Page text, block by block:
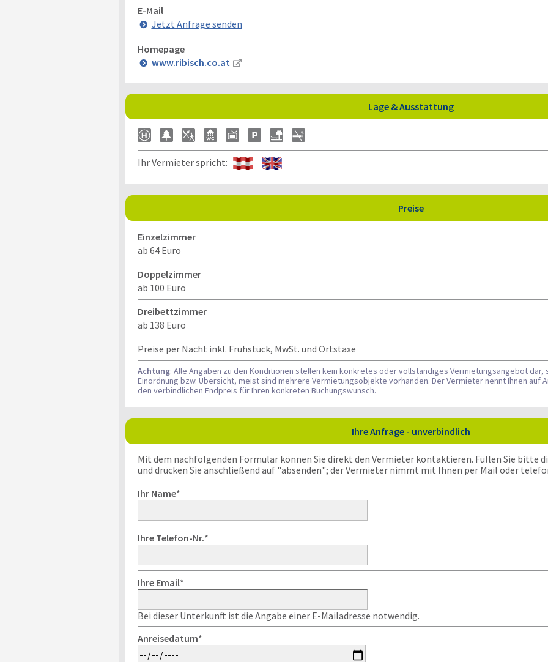
E-Mail
Jetzt Anfrage senden
Homepage
www.ribisch.co.at
Lage & Ausstattung
Ihr Vermieter spricht:
Preise
Einzelzimmer
ab 64 Euro
Doppelzimmer
ab 100 Euro
Dreibettzimmer
ab 138 Euro
Preise per Nacht inkl. Frühstück, MwSt. und Ortstaxe
Achtung: Alle Angaben zu den Konditionen stellen kein konkretes oder vollständiges Vermietungsangebot
Einordnung bzw. Übersicht, meist sind mehrere Vermietungsobjekte vorhanden. Der Vermieter nennt Ihnen auf
den verbindlichen Endpreis für Ihren konkreten Buchungswunsch.
Ihre Anfrage - unverbindlich
Mit dem nachfolgenden Formular können Sie direkt den Vermieter kontaktieren. Füllen Sie bitte
und drücken Sie anschließend auf "absenden"; der Vermieter nimmt mit Ihnen per Mail oder
Ihr Name*
Ihre Telefon-Nr.*
Ihre Email*
Bei dieser Unterkunft ist die Angabe einer E-Mailadresse notwendig.
Anreisedatum*